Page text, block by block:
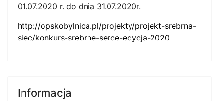
01.07.2020 r. do dnia 31.07.2020r.
http://opskobylnica.pl/projekty/projekt-srebrna-
siec/konkurs-srebrne-serce-edycja-2020
Informacja